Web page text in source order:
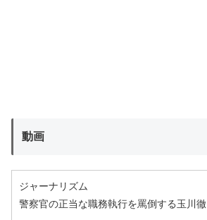
動画
ジャーナリズム
警察官の正当な職務執行を罵倒する玉川徹